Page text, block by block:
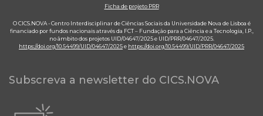
Ficha de projeto PRR
O CICS.NOVA - Centro Interdisciplinar de Ciências Sociais da Universidade Nova de Lisboa é
financiado por fundos nacionais através da FCT – Fundação para a Ciência e a Tecnologia, I.P.,
no âmbito dos projetos UID/04647/2025 e UID/PRR/04647/2025.
https://doi.org/10.54499/UID/04647/2025e https://doi.org/10.54499/UID/PRR/04647/2025
Subscreva a newsletter do CICS.NOVA